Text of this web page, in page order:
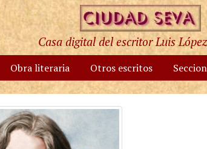
Casa digital del escritor Luis
Obra literaria Otros escritos